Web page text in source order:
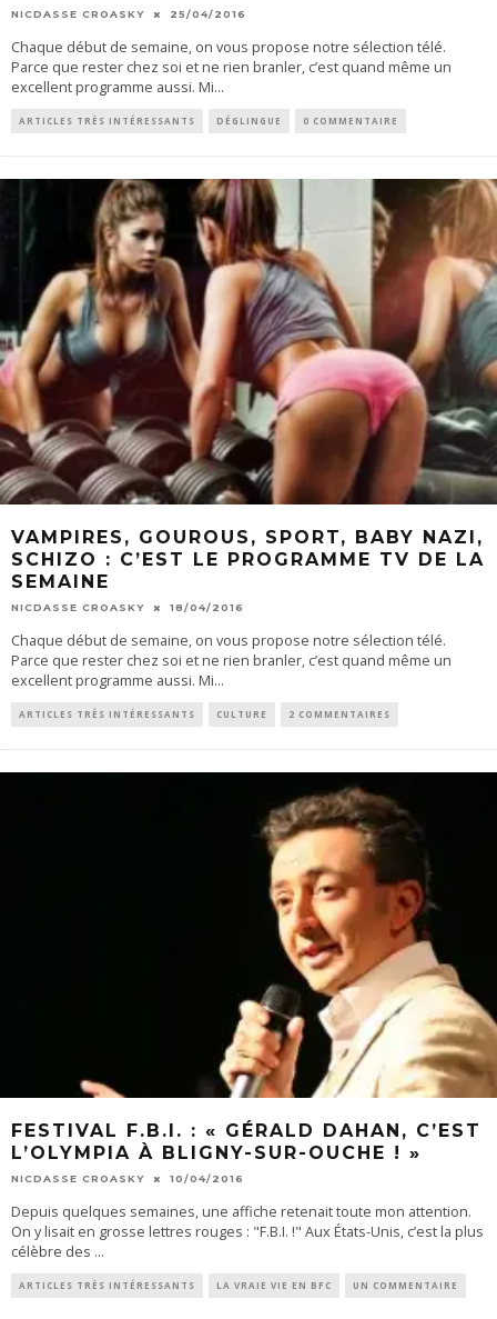
NICDASSE CROASKY 25/04/2016
Chaque début de semaine, on vous propose notre sélection télé.
Parce que rester chez soi et ne rien branler, c’est quand même un
excellent programme aussi. Mi...
ARTICLES TRÈS INTÉRESSANTS DÉGLINGUE 0 COMMENTAIRE
VAMPIRES, GOUROUS, SPORT, BABY NAZI,
SCHIZO : C’EST LE PROGRAMME TV DE LA
SEMAINE
NICDASSE CROASKY 18/04/2016
Chaque début de semaine, on vous propose notre sélection télé.
Parce que rester chez soi et ne rien branler, c’est quand même un
excellent programme aussi. Mi...
ARTICLES TRÈS INTÉRESSANTS CULTURE 2 COMMENTAIRES
FESTIVAL F.B.I. : « GÉRALD DAHAN, C’EST
L’OLYMPIA À BLIGNY-SUR-OUCHE ! »
NICDASSE CROASKY 10/04/2016
Depuis quelques semaines, une affiche retenait toute mon attention.
On y lisait en grosse lettres rouges : "F.B.I. !" Aux États-Unis, c’est la plus
célèbre des ...
ARTICLES TRÈS INTÉRESSANTS LA VRAIE VIE EN BFC UN COMMENTAIRE